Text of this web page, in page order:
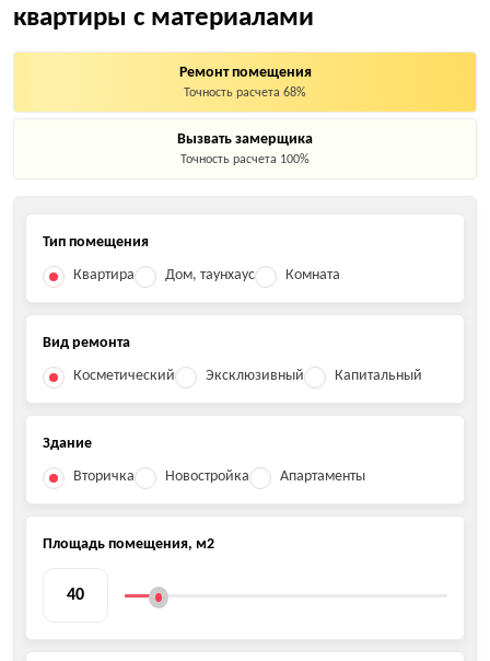
квартиры с материалами
Ремонт помещения
Точность расчета 68%
Вызвать замерщика
Точность расчета 100%
Тип помещения
Квартира
Дом, таунхаус Комната
Вид ремонта
Косметический
Эксклюзивный Капитальный
Здание
Вторичка
Новостройка Апартаменты
Площадь помещения, м2